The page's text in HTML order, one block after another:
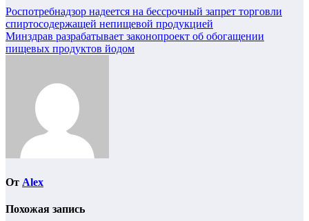
Навигация
по
записям
Роспотребнадзор надеется на бессрочный запрет торговли
спиртосодержащей непищевой продукцией
Минздрав разрабатывает законопроект об обогащении
пищевых продуктов йодом
От Alex
Похожая запись